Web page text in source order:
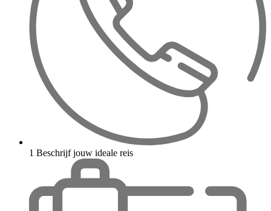
1 Beschrijf jouw ideale reis